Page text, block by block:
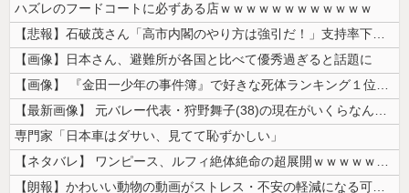
ハズレのフードコートに必ずある店ｗｗｗｗｗｗｗｗｗｗｗｗ
【悲報】石破茂さん「高市内閣のやり方は強引だ！」支持率下落の理由を指摘...
【画像】日本さん、避難所が各国と比べて優秀過ぎると話題に
【画像】 『金田一少年の事件簿』で好きな死体ランキング１位がこちら！
【最新画像】 元バレー代表・狩野舞子(38)の現在がいくらなんでも即ハ...
専門家「日本車はダサい、見てて恥ずかしい」
【ネタバレ】 ワンピース、ルフィ絶体絶命の超展開ｗｗｗｗｗｗｗｗｗｗｗ...
【朗報】かわいい動物の動画がストレス・不安の軽減になる可能性。英大学の...